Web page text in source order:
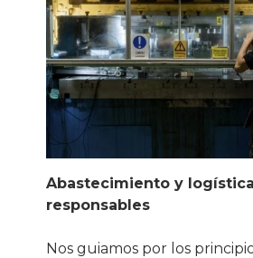
Abastecimiento y logística
responsables
Nos guiamos por los